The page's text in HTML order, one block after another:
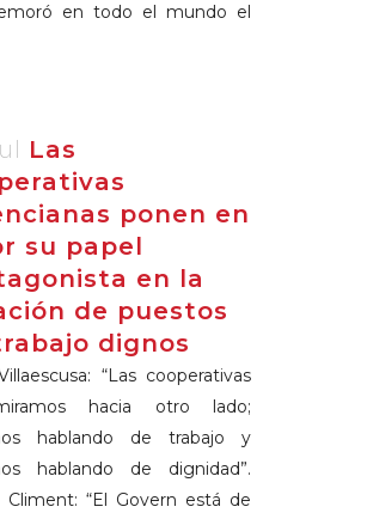
en todo el mundo el
Las
ponen en
su papel
en la
de puestos
dignos
“Las cooperativas
hacia otro lado;
hablando de trabajo y
hablando de dignidad”.
Climent: “El Govern está de